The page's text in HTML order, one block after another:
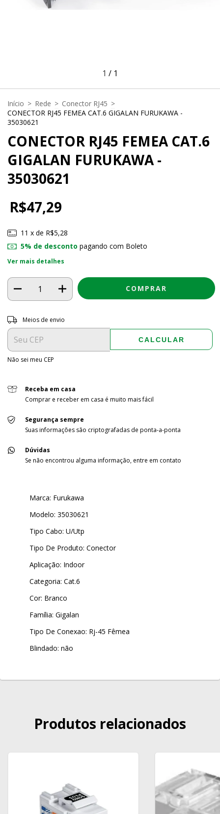
1 / 1
Início > Rede > Conector RJ45 >
CONECTOR RJ45 FEMEA CAT.6 GIGALAN FURUKAWA -
35030621
CONECTOR RJ45 FEMEA CAT.6
GIGALAN FURUKAWA -
35030621
R$47,29
11 x de R$5,28
5% de desconto pagando com Boleto
Ver mais detalhes
Entregas para o CEP:
Meios de envio
CALCULAR
Não sei meu CEP
Receba em casa
Comprar e receber em casa é muito mais fácil
Segurança sempre
Suas informações são criptografadas de ponta-a-ponta
Dúvidas
Se não encontrou alguma informação, entre em contato
Marca: Furukawa
Modelo: 35030621
Tipo Cabo: U/Utp
Tipo De Produto: Conector
Aplicação: Indoor
Categoria: Cat.6
Cor: Branco
Família: Gigalan
Tipo De Conexao: Rj-45 Fêmea
Blindado: não
Produtos relacionados